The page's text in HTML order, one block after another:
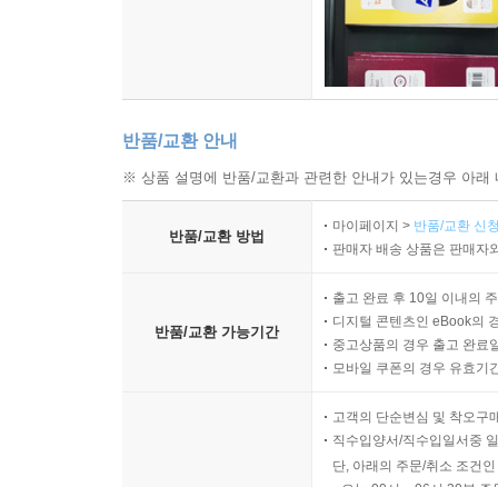
반품/교환 안내
※ 상품 설명에 반품/교환과 관련한 안내가 있는경우 아
반품/교환 방법
마이페이지 > 반품/교환 신
판매자 배송 상품은 판매자
반품/교환 가능기간
출고 완료 후 10일 이내의
디지털 콘텐츠인 eBook의
중고상품의 경우 출고 완료
모바일 쿠폰의 경우 유효기
고객의 단순변심 및 착오구
직수입양서/직수입일서중
단, 아래의 주문/취소 조건